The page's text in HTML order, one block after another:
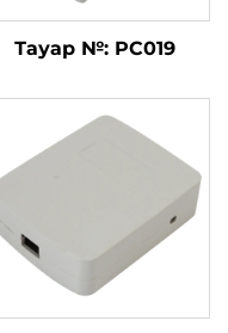
Тауар №: PC019